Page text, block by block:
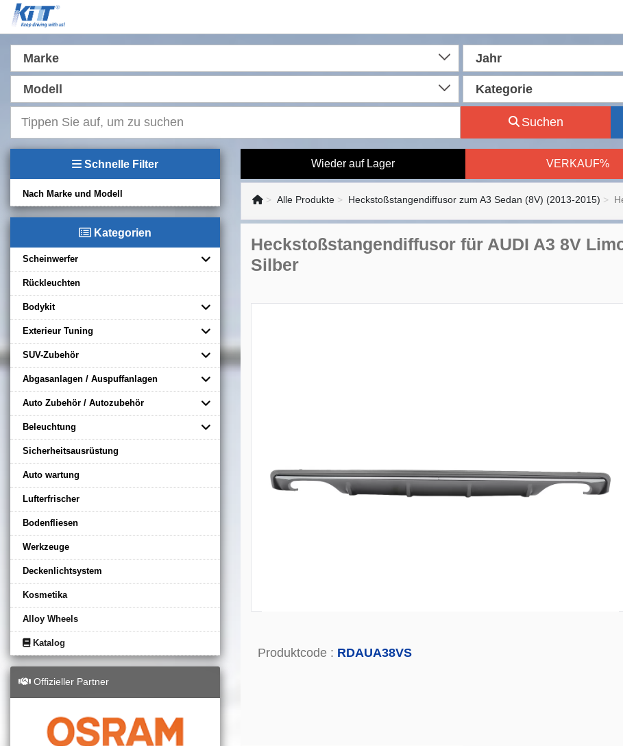
Marke Jahr
Modell Kategorie
Suchen
Schnelle Filter
Nach Marke und Modell
Kategorien
Scheinwerfer
Rückleuchten
Bodykit
Exterieur Tuning
SUV-Zubehör
Abgasanlagen / Auspuffanlagen
Auto Zubehör / Autozubehör
Beleuchtung
Sicherheitsausrüstung
Auto wartung
Lufterfrischer
Bodenfliesen
Werkzeuge
Deckenlichtsystem
Kosmetika
Alloy Wheels
Katalog
Offizieller Partner
Wieder auf Lager VERKAUF%
Alle Produkte Heckstoßstangendiffusor zum A3 Sedan (8V) (2013-2015)
Heckstoßstangendiffusor für AUDI A3 8V
Silber
Produktcode : RDAUA38VS